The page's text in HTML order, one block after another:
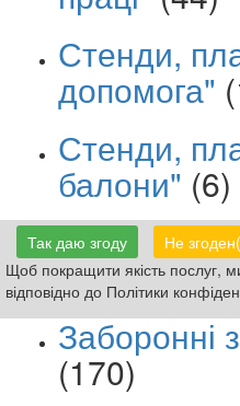
Так даю згоду
Не
Щоб покращити якість послуг,
відповідно до Політики
Стенди,
допомога"
Стенди,
балони" (6)
Стенди,
Заборонні
(170)